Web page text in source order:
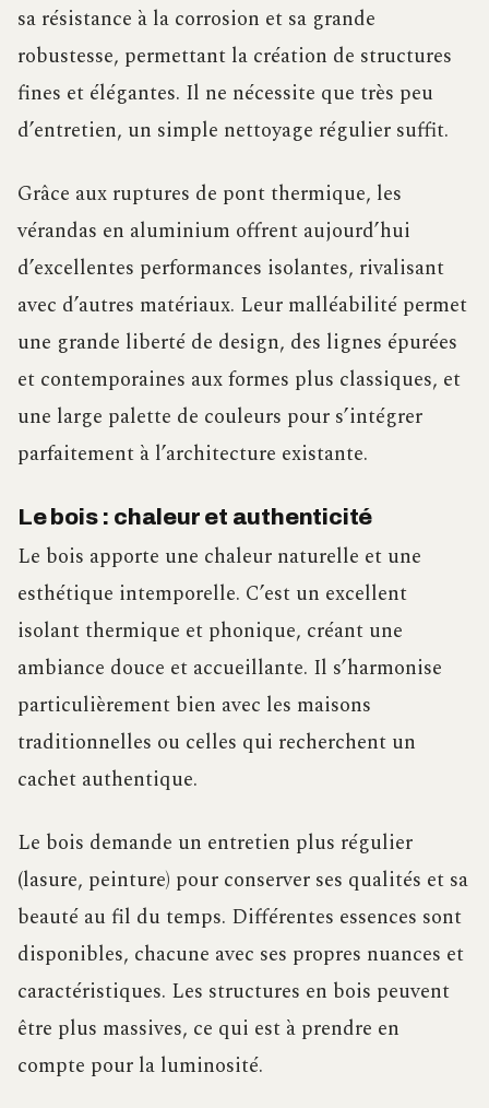
sa résistance à la corrosion et sa grande
robustesse, permettant la création de structures
fines et élégantes. Il ne nécessite que très peu
d’entretien, un simple nettoyage régulier suffit.
Grâce aux ruptures de pont thermique, les
vérandas en aluminium offrent aujourd’hui
d’excellentes performances isolantes, rivalisant
avec d’autres matériaux. Leur malléabilité permet
une grande liberté de design, des lignes épurées
et contemporaines aux formes plus classiques, et
une large palette de couleurs pour s’intégrer
parfaitement à l’architecture existante.
Le bois : chaleur et authenticité
Le bois apporte une chaleur naturelle et une
esthétique intemporelle. C’est un excellent
isolant thermique et phonique, créant une
ambiance douce et accueillante. Il s’harmonise
particulièrement bien avec les maisons
traditionnelles ou celles qui recherchent un
cachet authentique.
Le bois demande un entretien plus régulier
(lasure, peinture) pour conserver ses qualités et sa
beauté au fil du temps. Différentes essences sont
disponibles, chacune avec ses propres nuances et
caractéristiques. Les structures en bois peuvent
être plus massives, ce qui est à prendre en
compte pour la luminosité.